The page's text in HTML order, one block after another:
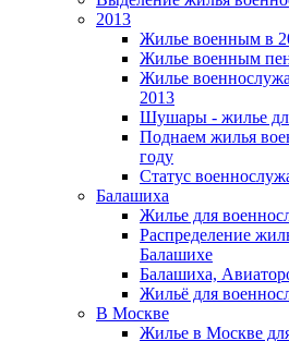
2013
Жилье военным в
Жилье военным
Жилье
2013
Шушары - жилье
Поднаем жилья
году
Статус
Балашиха
Жилье для
Распределение
Балашихе
Балашиха,
Жильё для
В Москве
Жилье в Москве